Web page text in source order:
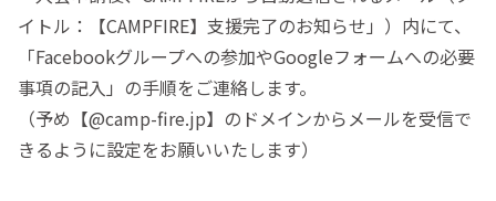
イトル：【CAMPFIRE】支援完了のお知らせ」）内にて、
「Facebookグループへの参加やGoogleフォームへの必要
事項の記入」の手順をご連絡します。
（予め【@camp-fire.jp】のドメインからメールを受信で
きるように設定をお願いいたします）